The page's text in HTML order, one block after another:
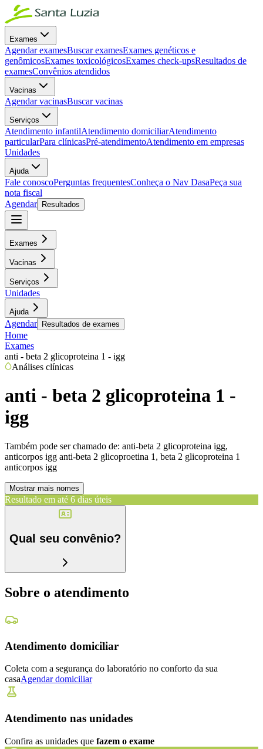
Exames
Agendar examesBuscar examesExames genéticos e
genômicosExames toxicológicosExames check-upsResultados de
examesConvênios atendidos
Vacinas
Agendar vacinasBuscar vacinas
Serviços
Atendimento infantilAtendimento domiciliarAtendimento
particularPara clínicasPré-atendimentoAtendimento em empresas
Unidades
Ajuda
Fale conoscoPerguntas frequentesConheça o Nav DasaPeça sua
nota fiscal
Agendar
Resultados
Exames
Vacinas
Serviços
Unidades
Ajuda
Agendar Resultados de exames
Home
Exames
anti - beta 2 glicoproteina 1 - igg
Análises clínicas
anti - beta 2 glicoproteina 1 -
igg
Também pode ser chamado de: anti-beta 2 glicoproteina igg,
anticorpos igg anti-beta 2 glicoproetina 1, beta 2 glicoproteina 1
anticorpos igg
Mostrar mais nomes
Resultado em até 6 dias úteis
Qual seu convênio?
Sobre o atendimento
Atendimento domiciliar
Coleta com a segurança do laboratório no conforto da sua
casaAgendar domiciliar
Atendimento nas unidades
Confira as unidades que fazem o exame